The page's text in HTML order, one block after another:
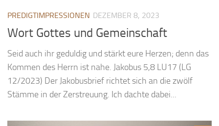
PREDIGTIMPRESSIONEN DEZEMBER 8, 2023
Wort Gottes und Gemeinschaft
Seid auch ihr geduldig und stärkt eure Herzen; denn das
Kommen des Herrn ist nahe. Jakobus 5,8 LU17 (LG
12/2023) Der Jakobusbrief richtet sich an die zwölf
Stämme in der Zerstreuung. Ich dachte dabei...